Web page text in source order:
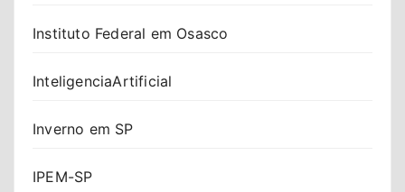
Instituto Federal em Osasco
InteligenciaArtificial
Inverno em SP
IPEM-SP